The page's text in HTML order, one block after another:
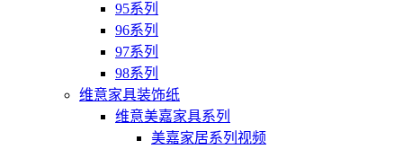
95系列
96系列
97系列
98系列
维意家具装饰纸
维意美嘉家具系列
美嘉家居系列视频